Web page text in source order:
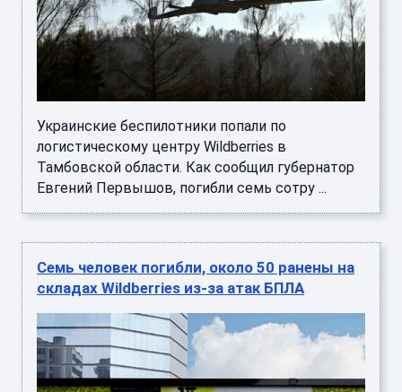
Украинские беспилотники попали по
логистическому центру Wildberries в
Тамбовской области. Как сообщил губернатор
Евгений Первышов, погибли семь сотру ...
Семь человек погибли, около 50 ранены на
складах Wildberries из-за атак БПЛА